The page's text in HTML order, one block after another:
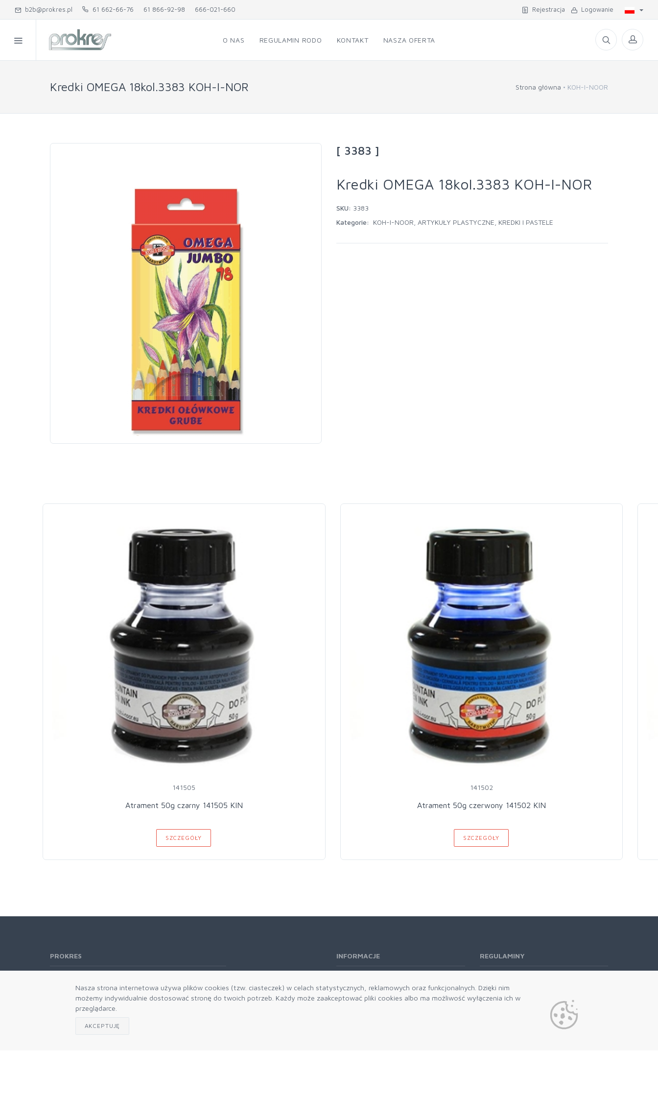
Nasza strona internetowa używa plików cookies (tzw. ciasteczek) w celach statystycznych, reklamowych oraz funkcjonalnych. Dzięki nim
możemy indywidualnie dostosować stronę do twoich potrzeb. Każdy może zaakceptować pliki cookies albo ma możliwość wyłączenia ich w
przeglądarce.
AKCEPTUJĘ
b2b@prokres.pl 61 662-66-76 61 866-92-98 666-021-660 Rejestracja Logowanie
O NAS REGULAMIN RODO KONTAKT NASZA OFERTA
Kredki OMEGA 18kol.3383 KOH-I-NOR Strona główna KOH-I-NOOR
[ 3383 ]
Kredki OMEGA 18kol.3383 KOH-I-NOR
SKU: 3383
Kategorie:
KOH-I-NOOR ARTYKUŁY PLASTYCZNE KREDKI I PASTELE
141505
Atrament 50g czarny 141505 KIN
SZCZEGÓŁY
141502
Atrament 50g czerwony 141502 KIN
SZCZEGÓŁY
PROKRES
61 866-92-98
666-021-660
Dział handlowy email: prokres@prokres.pl
INFORMACJE
Kontakt
REGULAMINY